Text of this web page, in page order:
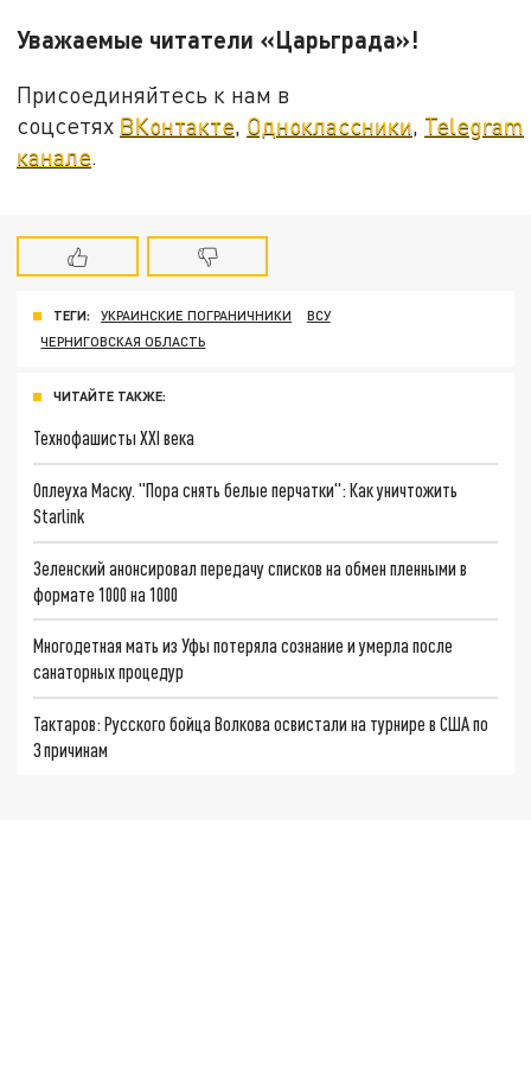
Уважаемые читатели «Царьграда»!
Присоединяйтесь к нам в
соцсетях ВКонтакте, Одноклассники, Telegram
канале.
ТЕГИ: УКРАИНСКИЕ ПОГРАНИЧНИКИ
ВСУ
ЧЕРНИГОВСКАЯ ОБЛАСТЬ
ЧИТАЙТЕ ТАКЖЕ:
Технофашисты XXI века
Оплеуха Маску. "Пора снять белые перчатки": Как уничтожить
Starlink
Зеленский анонсировал передачу списков на обмен пленными в
формате 1000 на 1000
Многодетная мать из Уфы потеряла сознание и умерла после
санаторных процедур
Тактаров: Русского бойца Волкова освистали на турнире в США по
3 причинам